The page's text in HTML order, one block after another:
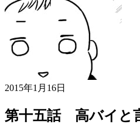
2015年1月16日
第十五話 高バイと